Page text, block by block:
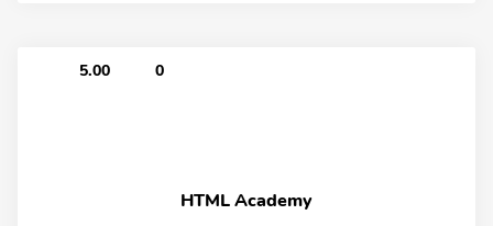
5.00 0
HTML Academy